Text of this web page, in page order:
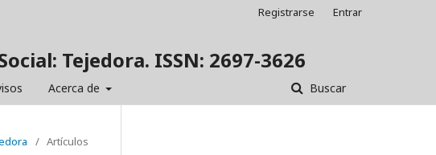
Tejedora. ISSN: 2697-3626
Acerca de Buscar
Registrarse Entrar
/ Artículos